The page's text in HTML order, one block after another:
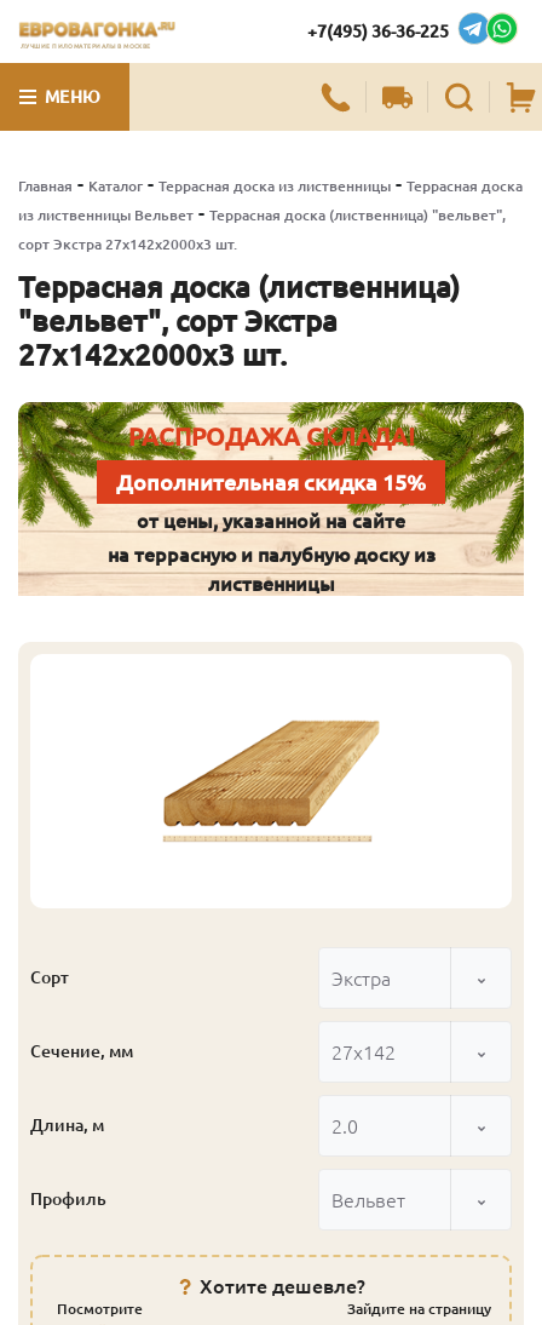
ЛУЧШИЕ ПИЛОМАТЕРИАЛЫ В МОСКВЕ
+7(495) 36-36-225
МЕНЮ
Главная - Каталог - Террасная доска из лиственницы - Террасная доска
из лиственницы Вельвет - Террасная доска (лиственница) "вельвет",
сорт Экстра 27х142х2000х3 шт.
Террасная доска (лиственница)
"вельвет", сорт Экстра
27х142х2000х3 шт.
РАСПРОДАЖА СКЛАДА!
Дополнительная скидка 15%
от цены, указанной на сайте
на террасную и палубную доску из
лиственницы
Сорт Экстра
Сечение, мм 27x142
Длина, м 2.0
Профиль Вельвет
Хотите дешевле?
Посмотрите
Зайдите на страницу